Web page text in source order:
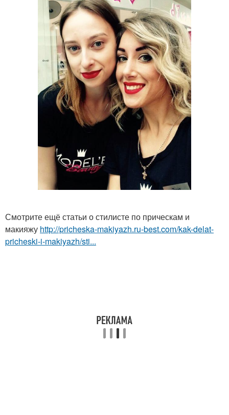
Смотрите ещё статьи о стилисте по прическам и
макияжу http://pricheska-makiyazh.ru-best.com/kak-delat-
pricheski-i-makiyazh/sti...